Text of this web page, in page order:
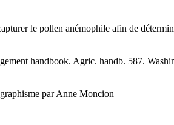
le pollen anémophile afin de
handbook. Agric. handb. 587.
par Anne Moncion